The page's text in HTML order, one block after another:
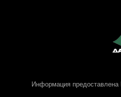
Информация предоставлена